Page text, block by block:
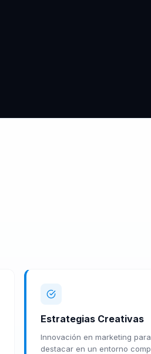
Estrategias Creativas
Innovación en marketing para
destacar en un entorno